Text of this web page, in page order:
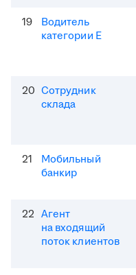
19
Водитель
категории Е
20 Сотрудник
склада
21
Мобильный
банкир
22 Агент
на входящий
поток клиентов